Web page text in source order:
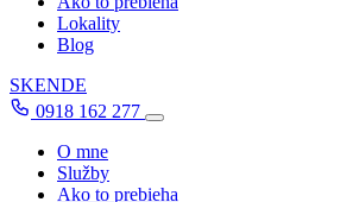
Lokality
Blog
SKENDE
0918 162 277
O mne
Služby
Ako to prebieha